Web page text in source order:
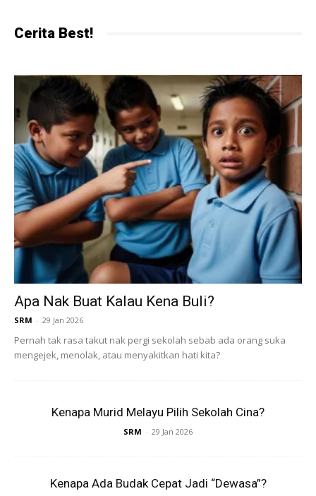
Cerita Best!
Apa Nak Buat Kalau Kena Buli?
SRM - 29 Jan 2026
Pernah tak rasa takut nak pergi sekolah sebab ada orang suka
mengejek, menolak, atau menyakitkan hati kita?
Kenapa Murid Melayu Pilih Sekolah Cina?
SRM - 29 Jan 2026
Kenapa Ada Budak Cepat Jadi “Dewasa”?